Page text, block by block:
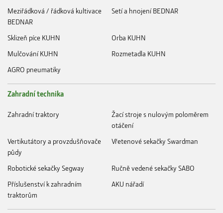
Meziřádková / řádková kultivace
BEDNAR
Setí a hnojení BEDNAR
Sklizeň píce KUHN
Orba KUHN
Mulčování KUHN
Rozmetadla KUHN
AGRO pneumatiky
Zahradní technika
Zahradní traktory
Žací stroje s nulovým poloměrem
otáčení
Vertikutátory a provzdušňovače
půdy
Vřetenové sekačky Swardman
Robotické sekačky Segway
Ručně vedené sekačky SABO
Příslušenství k zahradním
traktorům
AKU nářadí